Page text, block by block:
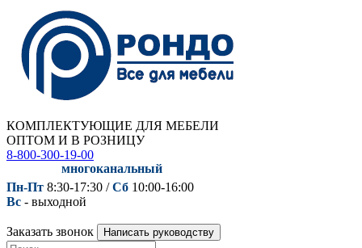
КОМПЛЕКТУЮЩИЕ ДЛЯ МЕБЕЛИ
ОПТОМ И В РОЗНИЦУ
8-800-300-19-00
многоканальный
Пн-Пт 8:30-17:30 /Сб 10:00-16:00
Вс - выходной
Заказать звонок Написать руководству